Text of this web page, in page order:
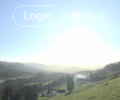
Login Menü